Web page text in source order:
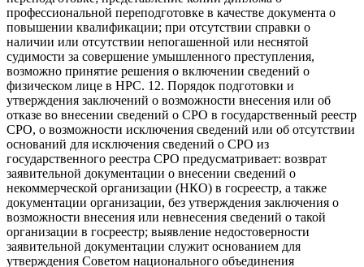
профессиональной переподготовке в качестве документа о
повышении квалификации; при отсутствии справки о
наличии или отсутствии непогашенной или неснятой
судимости за совершение умышленного преступления,
возможно принятие решения о включении сведений о
физическом лице в НРС. 12. Порядок подготовки и
утверждения заключений о возможности внесения или об
отказе во внесении сведений о СРО в государственный реестр
СРО, о возможности исключения сведений или об отсутствии
оснований для исключения сведений о СРО из
государственного реестра СРО предусматривает: возврат
заявительной документации о внесении сведений о
некоммерческой организации (НКО) в госреестр, а также
документации организации, без утверждения заключения о
возможности внесения или невнесения сведений о такой
организации в госреестр; выявление недостоверности
заявительной документации служит основанием для
утверждения Советом национального объединения